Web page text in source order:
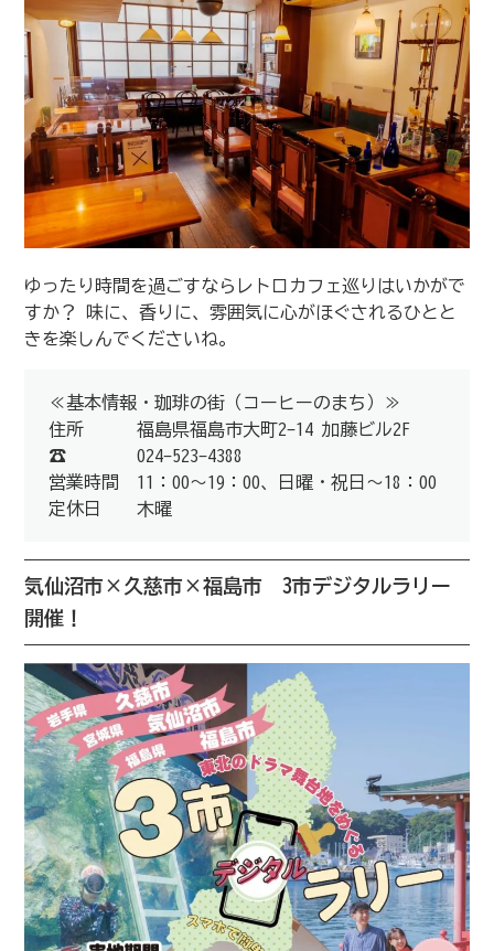
ゆったり時間を過ごすならレトロカフェ巡りはいかがで
すか？ 味に、香りに、雰囲気に心がほぐされるひとと
きを楽しんでくださいね。
≪基本情報・珈琲の街（コーヒーのまち）≫
住所 福島県福島市大町2-14 加藤ビル2F
☎ 024-523-4388
営業時間 11：00～19：00、日曜・祝日～18：00
定休日 木曜
気仙沼市×久慈市×福島市 3市デジタルラリー
開催！